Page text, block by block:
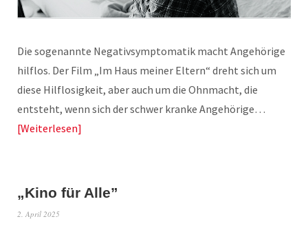
Die sogenannte Negativsymptomatik macht Angehörige
hilflos. Der Film „Im Haus meiner Eltern“ dreht sich um
diese Hilflosigkeit, aber auch um die Ohnmacht, die
entsteht, wenn sich der schwer kranke Angehörige…
Weiterlesen
„Kino für Alle”
2. April 2025